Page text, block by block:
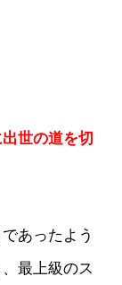
世の道を切
あったよう
最上級のス